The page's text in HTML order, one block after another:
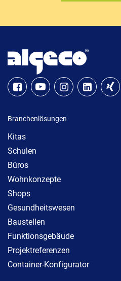
Branchenlösungen
Kitas
Schulen
Büros
Wohnkonzepte
Shops
Gesundheitswesen
Baustellen
Funktionsgebäude
Projektreferenzen
Container-Konfigurator